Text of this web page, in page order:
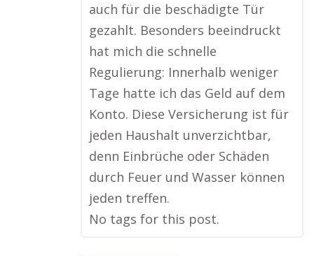
auch für die beschädigte Tür
gezahlt. Besonders beeindruckt
hat mich die schnelle
Regulierung: Innerhalb weniger
Tage hatte ich das Geld auf dem
Konto. Diese Versicherung ist für
jeden Haushalt unverzichtbar,
denn Einbrüche oder Schäden
durch Feuer und Wasser können
jeden treffen.
No tags for this post.